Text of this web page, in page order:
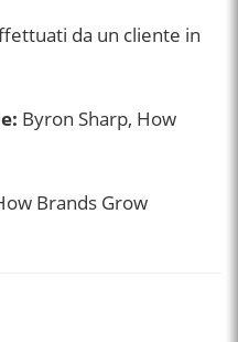
da un cliente in
Byron Sharp, How
Brands Grow